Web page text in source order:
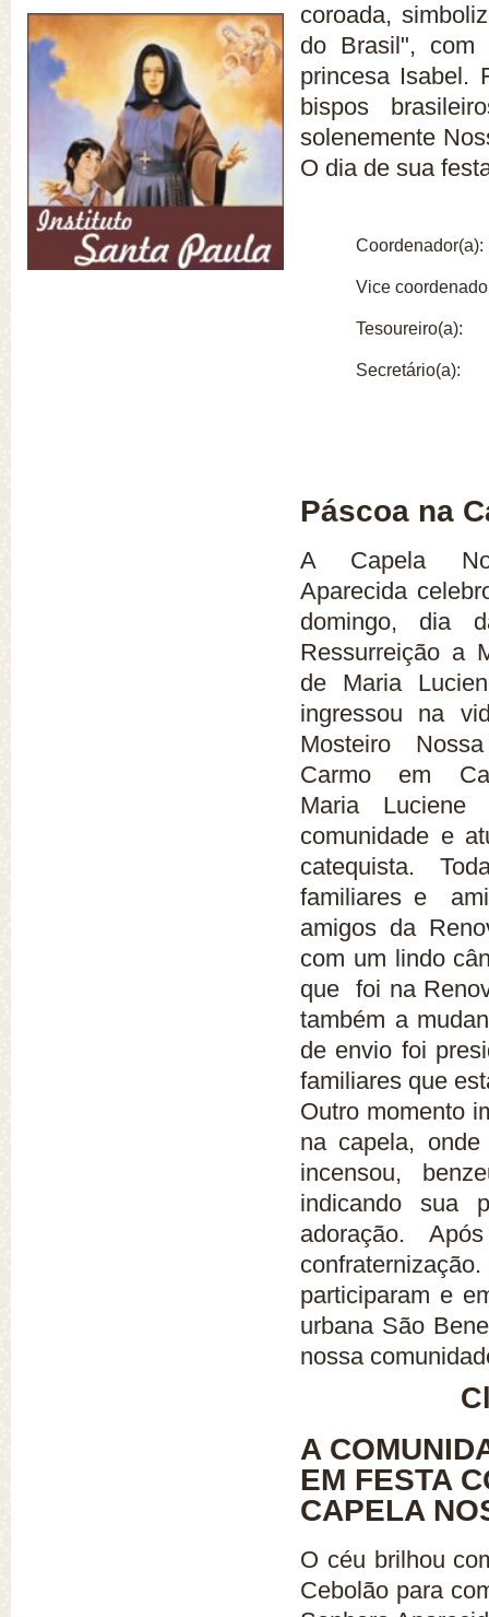
coroada,
do Brasil", com
princesa Isabel.
bispos
solenemente
O dia de sua
Coordenador(a):
Vice
Tesoureiro(a):
Secretário(a):
Páscoa na
A Capela
Aparecida
domingo, dia
Ressurreição a
de Maria
ingressou na
Mosteiro
Carmo em
Maria Luciene
comunidade e
catequista.
familiares e
amigos da
com um lindo
que foi na
também a
de envio foi
familiares que
Outro momento
na capela,
incensou,
indicando sua
adoração.
participaram e
urbana São
nossa
A
EM FESTA
CAPELA
O céu brilhou
Cebolão para